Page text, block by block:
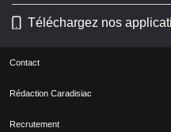
Téléchargez nos
Contact
Rédaction Caradisiac
Recrutement